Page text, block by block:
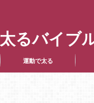
太るバイブ
運動で太る